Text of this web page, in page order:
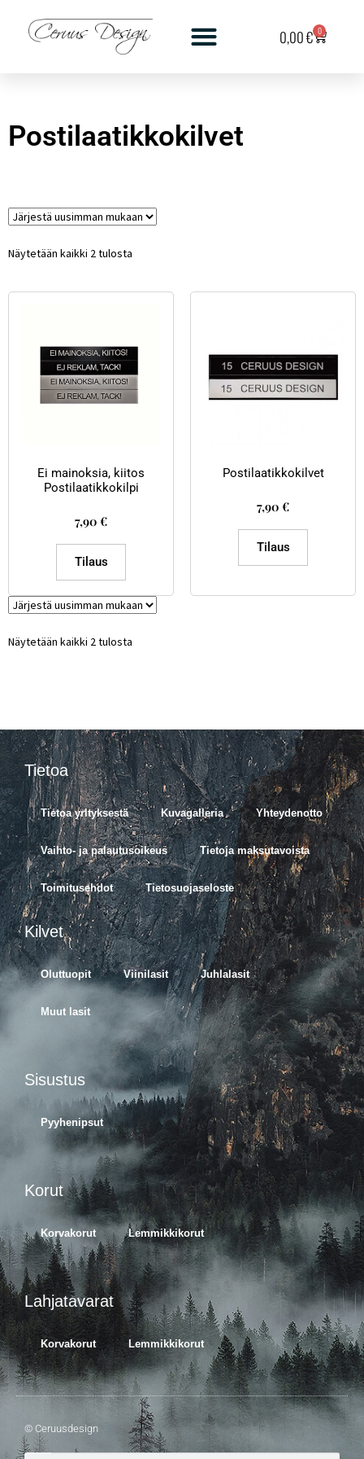
0,00€ 0
Postilaatikkokilvet
Näytetään kaikki 2 tulosta
Ei mainoksia, kiitos
Postilaatikkokilpi
7,90 €
Tilaus
Postilaatikkokilvet
7,90 €
Tilaus
Näytetään kaikki 2 tulosta
Tietoa
Tietoa yrityksestä Kuvagalleria Yhteydenotto
Vaihto- ja palautusoikeus Tietoja maksutavoista
Toimitusehdot Tietosuojaseloste
Kilvet
Oluttuopit Viinilasit Juhlalasit
Muut lasit
Sisustus
Pyyhenipsut
Korut
Korvakorut Lemmikkikorut
Lahjatavarat
Korvakorut Lemmikkikorut
© Ceruusdesign